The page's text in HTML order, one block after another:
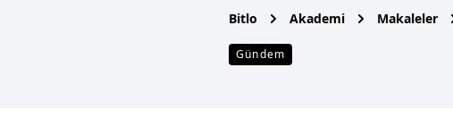
Bitlo Akademi Makaleler
Gündem